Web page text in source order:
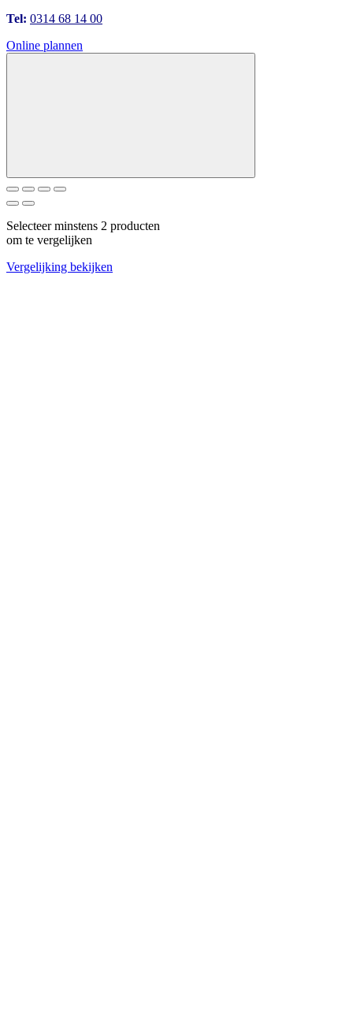
Tel: 0314 68 14 00
Online plannen
Selecteer minstens 2 producten
om te vergelijken
Vergelijking bekijken